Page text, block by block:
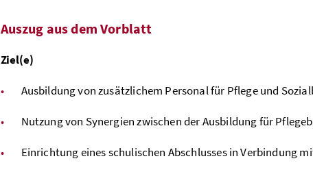
Auszug aus dem Vorblatt
Ziel(e)
Ausbildung von zusätzlichem Personal für Pflege und
Nutzung von Synergien zwischen der Ausbildung für
Einrichtung eines schulischen Abschlusses in Verbindung